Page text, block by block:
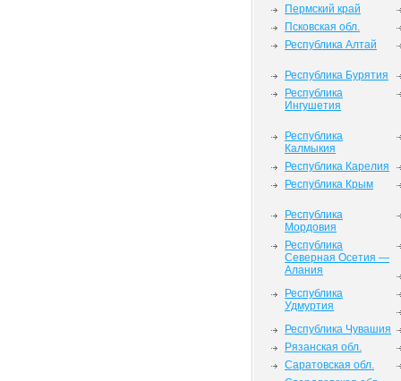
Пермский край
Псковская обл.
Республика Алтай
Республика Бурятия
Республика
Ингушетия
Республика
Калмыкия
Республика Карелия
Республика Крым
Республика
Мордовия
Республика
Северная Осетия —
Алания
Республика
Удмуртия
Республика Чувашия
Рязанская обл.
Саратовская обл.